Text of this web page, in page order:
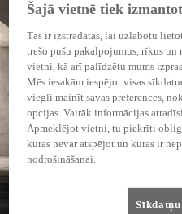
Šajā vietnē tiek
Tās ir izstrādātas, lai uzlabotu
trešo pušu pakalpojumus, rīkus
vietni, kā arī palīdzētu mums
Mēs iesakām iespējot visas
viegli mainīt savas preferences,
opcijas. Vairāk informācijas
Apmeklējot vietni, tu piekrīti
kuras nevar atspējot un kuras ir
nodrošināšanai.